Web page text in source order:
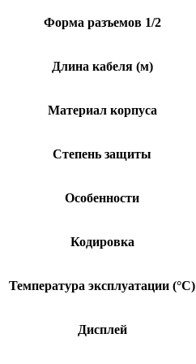
Форма разъемов 1/2
Длина кабеля (м)
Материал корпуса
Степень защиты
Особенности
Кодировка
Температура эксплуатации (°C)
Дисплей